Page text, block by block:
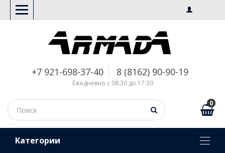
+7 921-698-37-40 8 (8162) 90-90-19
Ежедневно с 08:30 до 17:30
0
Kатегории